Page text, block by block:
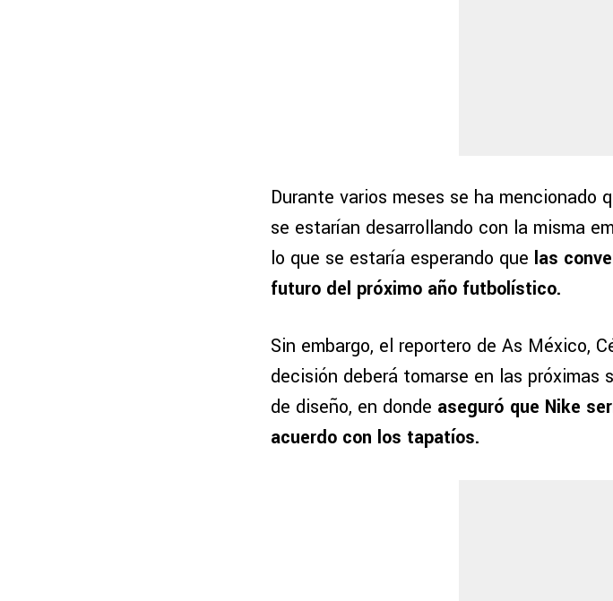
Durante varios meses se ha mencionado
se estarían desarrollando con la misma
lo que se estaría esperando que las
futuro del próximo año futbolístico.
Sin embargo, el reportero de As México,
decisión deberá tomarse en las próximas
de diseño, en donde aseguró que Nike
acuerdo con los tapatíos.